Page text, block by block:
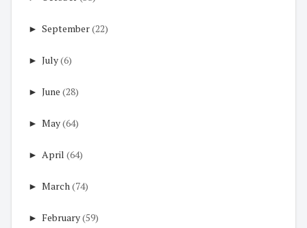
► September(22)
► July(6)
► June (28)
► May(64)
► April (64)
► March(74)
► February(59)